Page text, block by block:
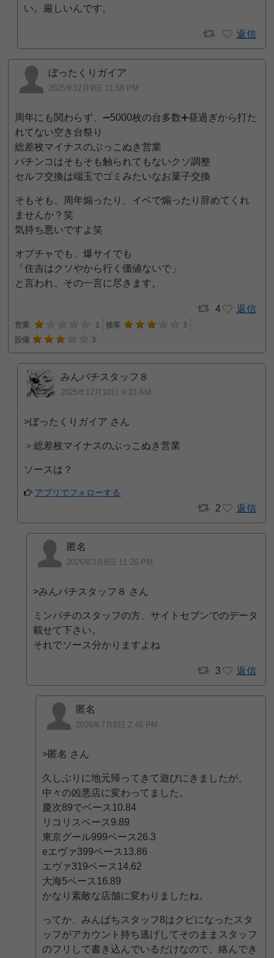
い。厳しいんです。
返信
ぼったくりガイア
2025年12月9日 11:58 PM
周年にも関わらず、➖5000枚の台多数➕昼過ぎから打た
れてない空き台祭り
総差枚マイナスのぶっこぬき営業
パチンコはそもそも触られてもないクソ調整
セルフ交換は端玉でゴミみたいなお菓子交換
そもそも、周年煽ったり、イベで煽ったり辞めてくれ
ませんか？笑
気持ち悪いですよ笑
オプチャでも、爆サイでも
「住吉はクソやから行く価値ないで」
と言われ、その一言に尽きます。
4 返信
営業 1 接客
3
設備
3
みんパチスタッフ８
2025年12月10日 9:33 AM
>ぼったくりガイア さん
＞総差枚マイナスのぶっこぬき営業
ソースは？
アプリでフォローする
2 返信
匿名
2026年3月8日 11:26 PM
>みんパチスタッフ８ さん
ミンパチのスタッフの方、サイトセブンでのデータ
載せて下さい。
それでソース分かりますよね
3 返信
匿名
2026年7月8日 2:45 PM
>匿名 さん
久しぶりに地元帰ってきて遊びにきましたが、
中々の凶悪店に変わってました。
慶次89でベース10.84
リコリスベース9.89
東京グール999ベース26.3
eエヴァ399ベース13.86
エヴァ319ベース14.62
大海5ベース16.89
かなり素敵な店舗に変わりましたね。
ってか、みんぱちスタッフ8はクビになったスタ
ッフがアカウント持ち逃げしてそのままスタッフ
のフリして書き込んでいるだけなので、絡んでき